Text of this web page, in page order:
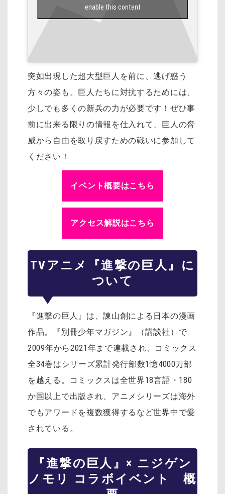
enable this content
突如出現した超大型巨人を前に、逃げ惑う
方々の姿も。巨人たちに対抗するためには、
少しでも多くの新兵の力が必要です！ぜひ事
前に出来る限りの情報を仕入れて、巨人の脅
威から自由を取り戻すための戦いに参加して
ください！
イベント概要はこちら
アクセス解説はこちら
TVアニメ『進撃の巨人』に
ついて
『進撃の巨人』は、諫山創による日本の漫画
作品。『別冊少年マガジン』（講談社）で
2009年から2021年まで連載され、コミックス
全34巻はシリーズ累計発行部数1憶4000万部
を越える。コミックスは全世界18言語・180
か国以上で出版され、アニメシリーズは海外
でもアワードを複数獲得するなど世界中で愛
されている。
『進撃の巨人』× ニジゲン
ノモリ コラボイベント 概